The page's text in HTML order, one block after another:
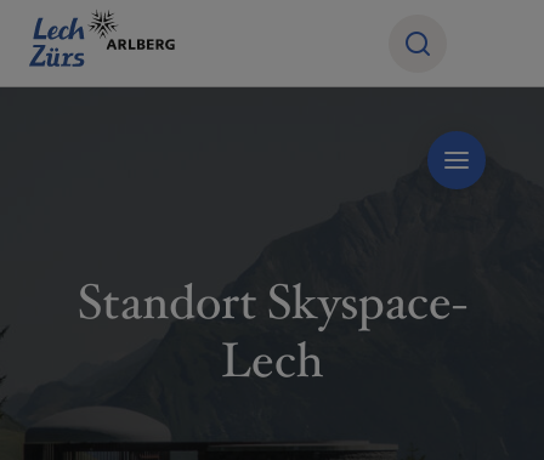
Standort Skyspace-
Lech